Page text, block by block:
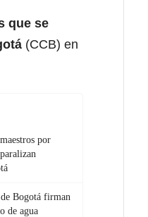
que se
(CCB) en
por
Bogotá firman
de agua